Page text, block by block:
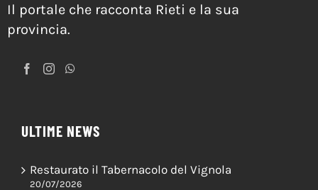
Il portale che racconta Rieti e la sua
provincia.
ULTIME NEWS
Restaurato il Tabernacolo del Vignola
20/07/2026